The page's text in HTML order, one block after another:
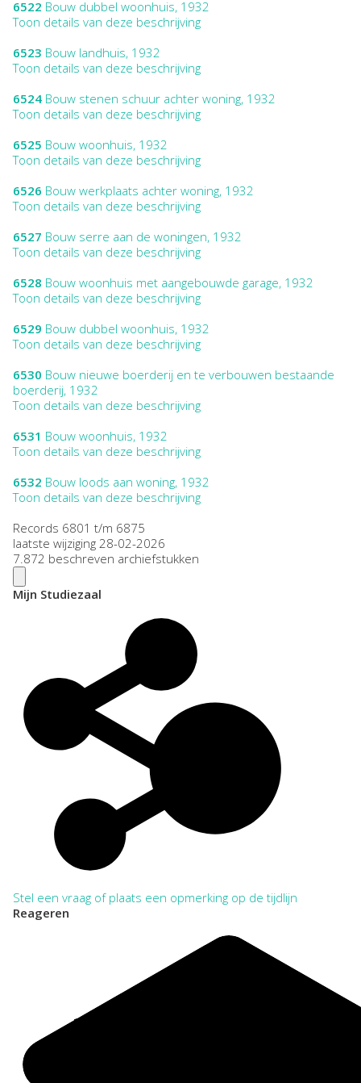
6522 Bouw dubbel woonhuis, 1932
Toon details van deze beschrijving
6523 Bouw landhuis, 1932
Toon details van deze beschrijving
6524 Bouw stenen schuur achter woning, 1932
Toon details van deze beschrijving
6525 Bouw woonhuis, 1932
Toon details van deze beschrijving
6526 Bouw werkplaats achter woning, 1932
Toon details van deze beschrijving
6527 Bouw serre aan de woningen, 1932
Toon details van deze beschrijving
6528 Bouw woonhuis met aangebouwde garage, 1932
Toon details van deze beschrijving
6529 Bouw dubbel woonhuis, 1932
Toon details van deze beschrijving
6530 Bouw nieuwe boerderij en te verbouwen bestaande
boerderij, 1932
Toon details van deze beschrijving
6531 Bouw woonhuis, 1932
Toon details van deze beschrijving
6532 Bouw loods aan woning, 1932
Toon details van deze beschrijving
Records 6801 t/m 6875
laatste wijziging 28-02-2026
7.872 beschreven archiefstukken
Mijn Studiezaal
Stel een vraag of plaats een opmerking op de tijdlijn
Reageren